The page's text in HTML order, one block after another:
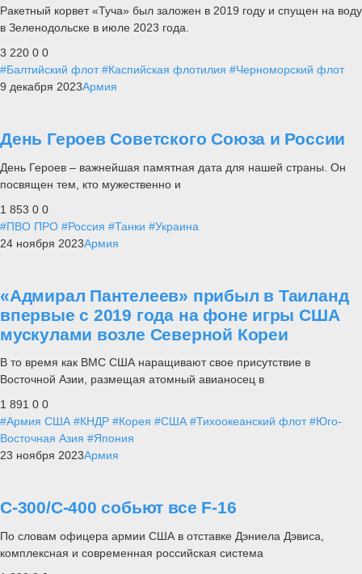
Ракетный корвет «Туча» был заложен в 2019 году и спущен на воду
в Зеленодольске в июле 2023 года.
3 220 0 0
#Балтийский флот #Каспийская флотилия #Черноморский флот
9 декабря 2023Армия
День Героев Советского Союза и России
День Героев – важнейшая памятная дата для нашей страны. Он
посвящен тем, кто мужественно и
1 853 0 0
#ПВО ПРО #Россия #Танки #Украина
24 ноября 2023Армия
«Адмирал Пантелеев» прибыл в Таиланд
впервые с 2019 года на фоне игры США
мускулами возле Северной Кореи
В то время как ВМС США наращивают свое присутствие в
Восточной Азии, размещая атомный авианосец в
1 891 0 0
#Армия США #КНДР #Корея #США #Тихоокеанский флот #Юго-
Восточная Азия #Япония
23 ноября 2023Армия
С-300/С-400 собьют все F-16
По словам офицера армии США в отставке Дэниела Дэвиса,
комплексная и современная российская система